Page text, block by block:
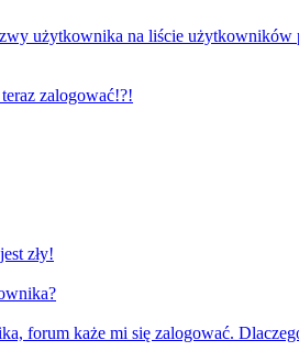
użytkownika na liście użytkowników
zalogować!?!
zły!
forum każe mi się zalogować.